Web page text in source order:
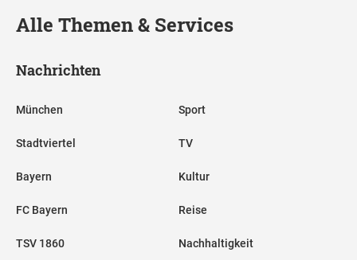
Alle Themen & Services
Nachrichten
München
Stadtviertel
Bayern
FC Bayern
TSV 1860
Sport
TV
Kultur
Reise
Nachhaltigkeit